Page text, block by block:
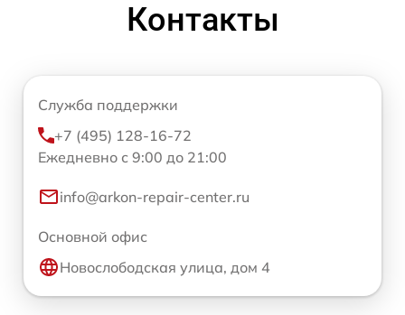
Контакты
Служба поддержки
+7 (495) 128-16-72
Ежедневно с 9:00 до 21:00
info@arkon-repair-center.ru
Основной офис
Новослободская улица, дом 4